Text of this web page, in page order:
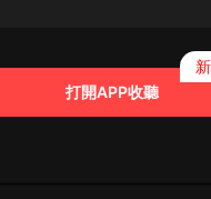
打開APP收聽